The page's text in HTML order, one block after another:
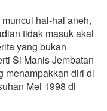
hal-hal aneh,
tidak masuk akal
yang bukan
Si Manis Jembatan
menampakkan diri dl
Mei 1998 di